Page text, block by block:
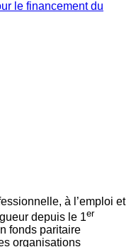
le financement du
à l’emploi et
depuis le 1er
fonds paritaire
organisations